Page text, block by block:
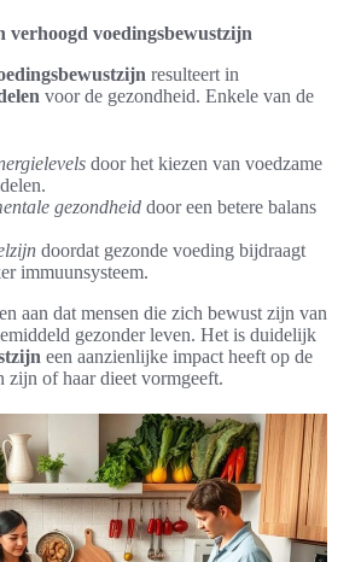
verhoogd voedingsbewustzijn
resulteert in
voor de gezondheid. Enkele van de
door het kiezen van voedzame
gezondheid door een betere balans
doordat gezonde voeding bijdraagt
immuunsysteem.
aan dat mensen die zich bewust zijn van
gezonder leven. Het is duidelijk
een aanzienlijke impact heeft op de
zijn of haar dieet vormgeeft.